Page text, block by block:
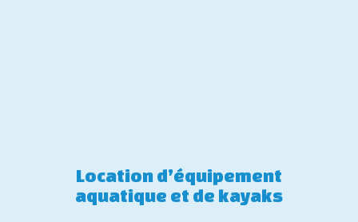
Location d’équipement
aquatique et de kayaks